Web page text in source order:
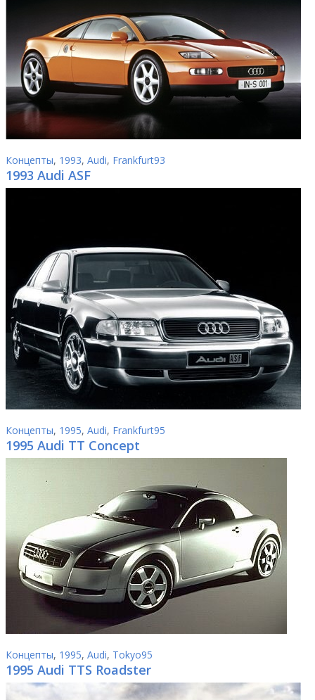
Концепты, 1993, Audi, Frankfurt93
1993 Audi ASF
Концепты, 1995, Audi, Frankfurt95
1995 Audi TT Concept
Концепты, 1995, Audi, Tokyo95
1995 Audi TTS Roadster